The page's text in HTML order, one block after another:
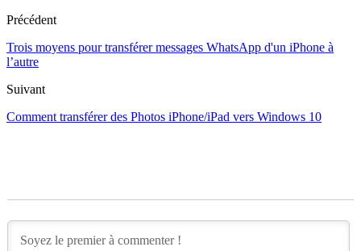
Précédent
Trois moyens pour transférer messages WhatsApp d'un iPhone à
l’autre
Suivant
Comment transférer des Photos iPhone/iPad vers Windows 10